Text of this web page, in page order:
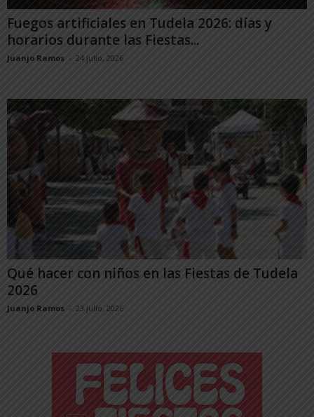
Fuegos artificiales en Tudela 2026: días y
horarios durante las Fiestas...
Juanjo Ramos - 24 julio, 2026
Qué hacer con niños en las Fiestas de Tudela
2026
Juanjo Ramos - 23 julio, 2026